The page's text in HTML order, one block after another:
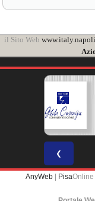
il Sito Web
❮
AnyWeb | PisaOnline